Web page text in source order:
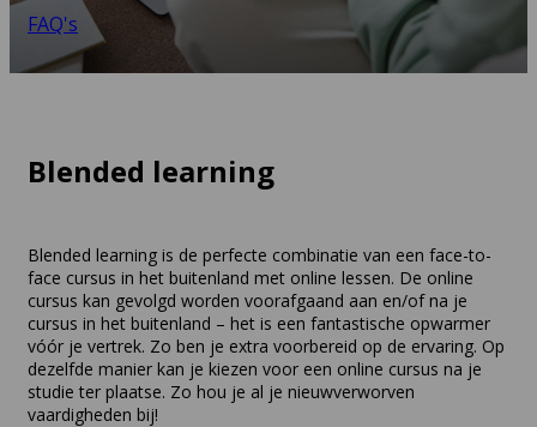
FAQ's
Blended learning
Blended learning is de perfecte combinatie van een face-to-
face cursus in het buitenland met online lessen. De online
cursus kan gevolgd worden voorafgaand aan en/of na je
cursus in het buitenland – het is een fantastische opwarmer
vóór je vertrek. Zo ben je extra voorbereid op de ervaring. Op
dezelfde manier kan je kiezen voor een online cursus na je
studie ter plaatse. Zo hou je al je nieuwverworven
vaardigheden bij!